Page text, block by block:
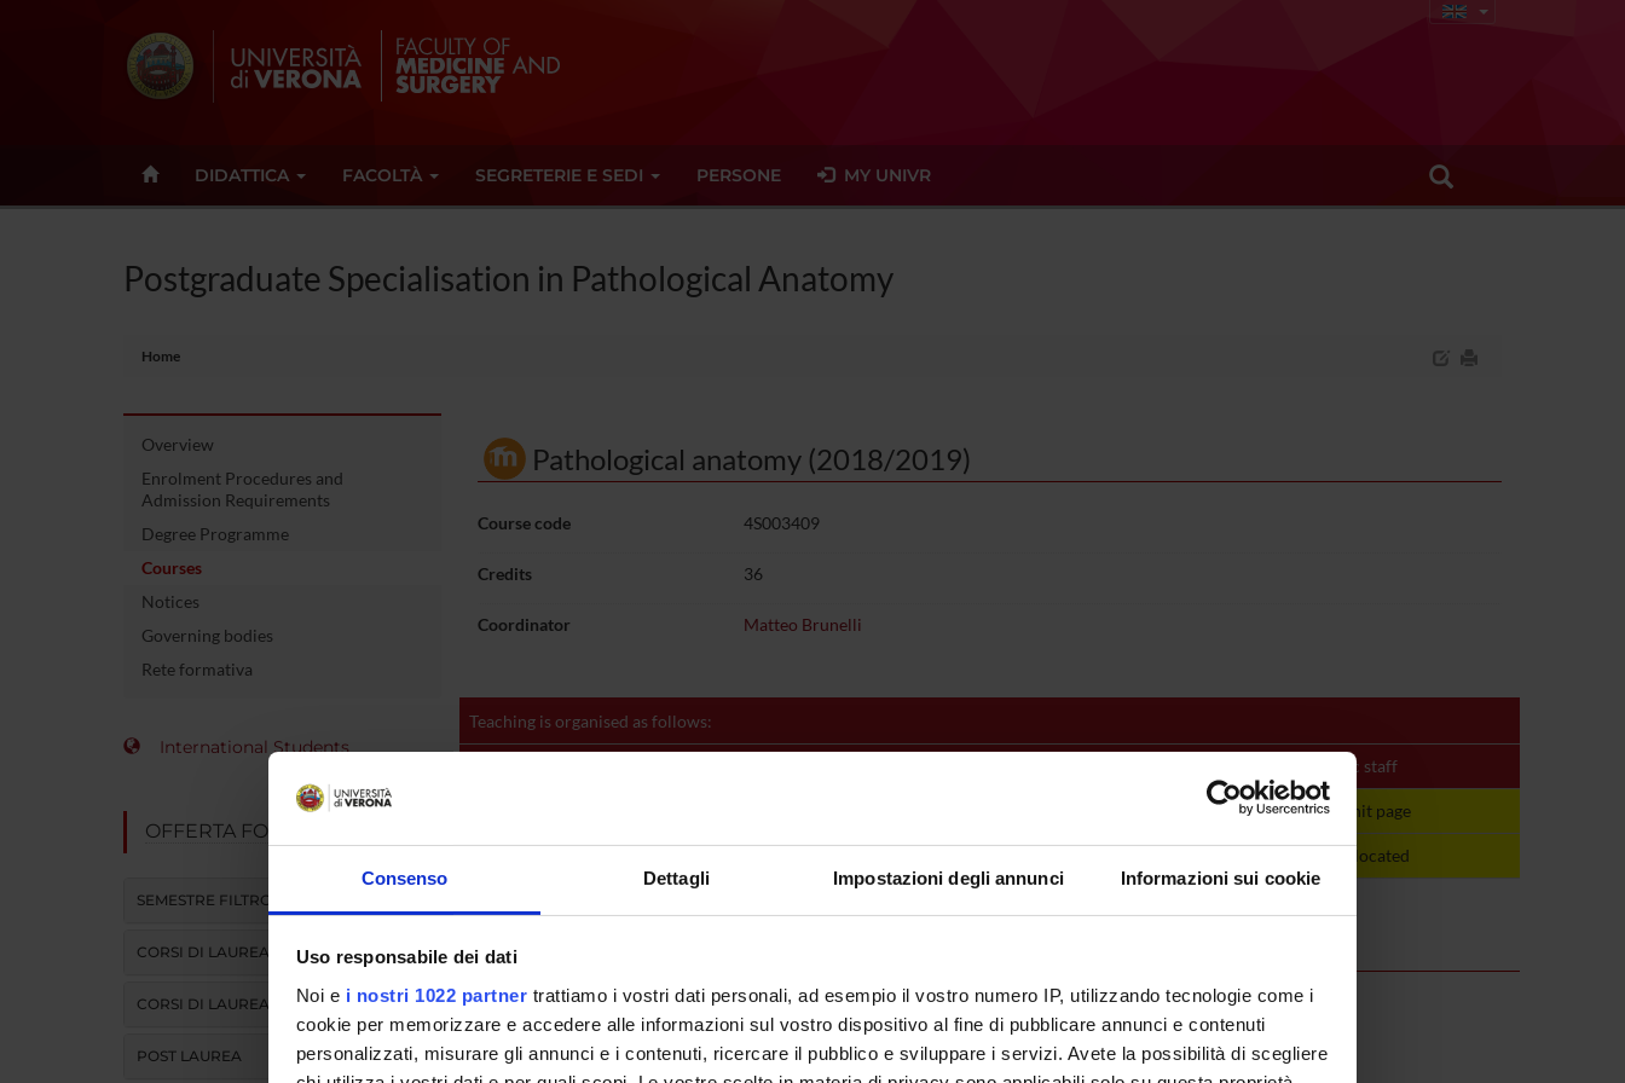
Consenso Dettagli Impostazioni degli annunci Informazioni sui cookie
Uso responsabile dei dati
Noi e i nostri 1022 partner trattiamo i vostri dati personali, ad esempio il vostro numero IP, utilizzando tecnologie come i
cookie per memorizzare e accedere alle informazioni sul vostro dispositivo al fine di pubblicare annunci e contenuti
personalizzati, misurare gli annunci e i contenuti, ricercare il pubblico e sviluppare i servizi. Avete la possibilità di scegliere
DIDATTICA FACOLTÀ SEGRETERIE E SEDI PERSONE MY UNIVR
Postgraduate Specialisation in Pathological Anatomy
Home
Overview
Enrolment Procedures and
Admission Requirements
Degree Programme
Courses
Notices
Governing bodies
Rete formativa
International Students
OFFERTA FORMATIVA
SEMESTRE FILTRO
CORSI DI LAUREA
CORSI DI LAUREA MAGISTRALE
POST LAUREA
Pathological anatomy (2018/2019)
Course code 4S003409
Credits 36
Coordinator Matteo Brunelli
Teaching is organised as follows:
Academic staff
See the unit page See the unit page
not yet allocated
Learning outcomes
Work-flow of the whole organs